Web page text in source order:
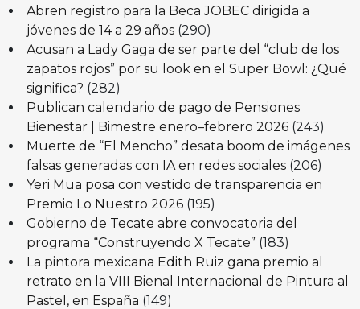
Abren registro para la Beca JOBEC dirigida a
jóvenes de 14 a 29 años (290)
Acusan a Lady Gaga de ser parte del “club de los
zapatos rojos” por su look en el Super Bowl: ¿Qué
significa? (282)
Publican calendario de pago de Pensiones
Bienestar | Bimestre enero–febrero 2026 (243)
Muerte de “El Mencho” desata boom de imágenes
falsas generadas con IA en redes sociales (206)
Yeri Mua posa con vestido de transparencia en
Premio Lo Nuestro 2026 (195)
Gobierno de Tecate abre convocatoria del
programa “Construyendo X Tecate” (183)
La pintora mexicana Edith Ruiz gana premio al
retrato en la VIII Bienal Internacional de Pintura al
Pastel, en España (149)